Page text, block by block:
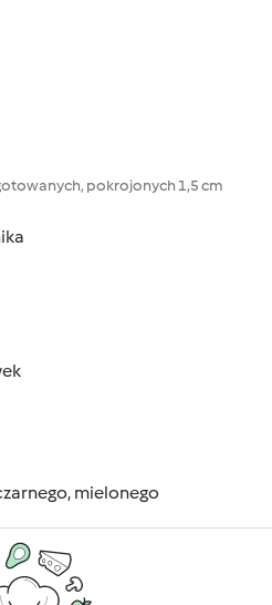
pokrojonych 1,5 cm
mielonego